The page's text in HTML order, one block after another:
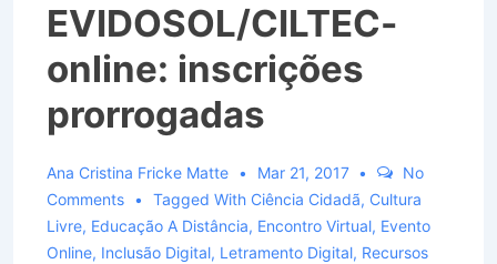
EVIDOSOL/CILTEC-
online: inscrições
prorrogadas
Ana Cristina Fricke Matte Mar 21, 2017
No
Comments
Tagged With Ciência Cidadã, Cultura
Livre, Educação A Distância, Encontro Virtual, Evento
Online, Inclusão Digital, Letramento Digital, Recursos